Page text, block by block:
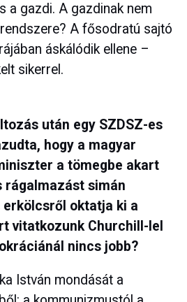
a gazdi. A gazdinak nem
A fősodratú sajtó
áskálódik ellene –
sikerrel.
után egy SZDSZ-es
hogy a magyar
a tömegbe akart
rágalmazást simán
oktatja ki a
vitatkozunk Churchill-lel
nincs jobb?
István mondását a